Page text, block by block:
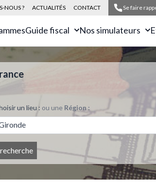
NOUS ? ACTUALITÉS CONTACT Se faire
Guide fiscal Nos simulateurs
un lieu : ou une Région :